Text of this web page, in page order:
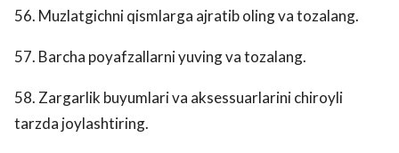
56. Muzlatgichni qismlarga ajratib oling va tozalang.
57. Barcha poyafzallarni yuving va tozalang.
58. Zargarlik buyumlari va aksessuarlarini chiroyli
tarzda joylashtiring.